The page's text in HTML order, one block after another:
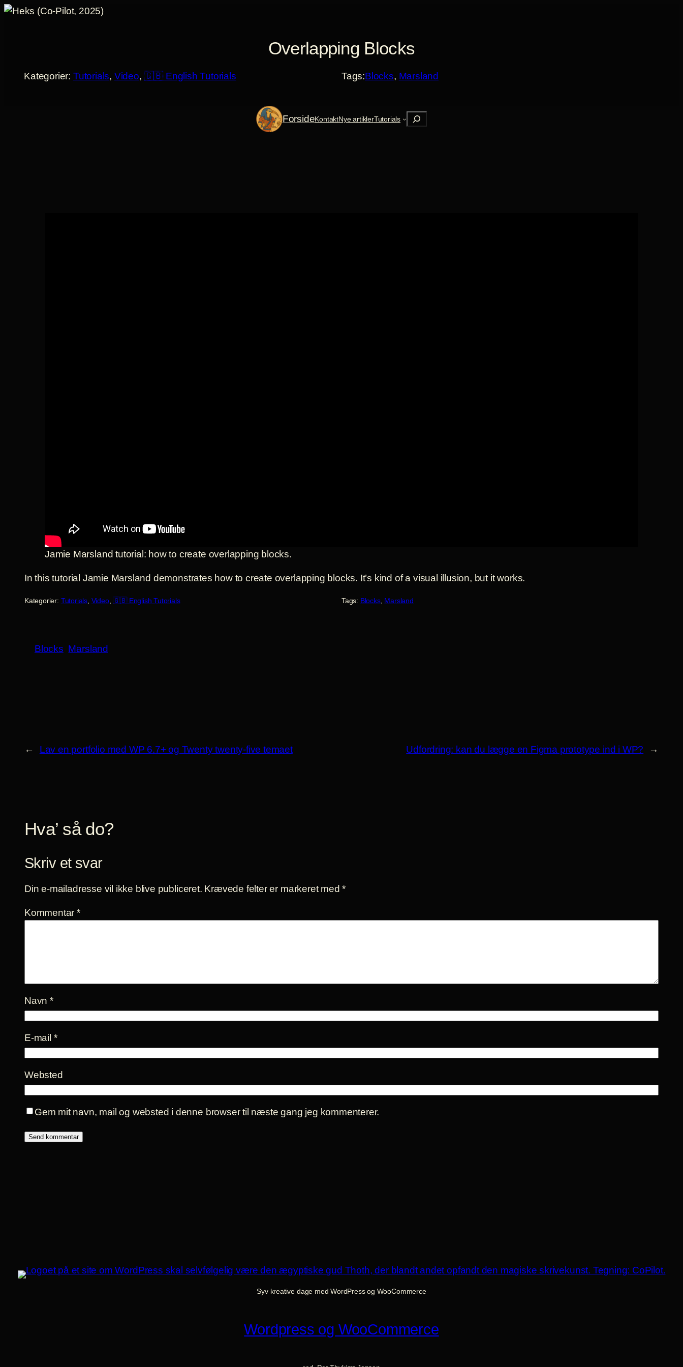
Spring
Overlapping Blocks
Kategorier: Tutorials, Video, 🇬🇧 English Tutorials Tags:Blocks, Marsland
ForsideKontaktNye artiklerTutorials Søg
Jamie Marsland tutorial: how to create overlapping blocks.
In this tutorial Jamie Marsland demonstrates how to create overlapping blocks. It’s kind of a visual illusion, but it works.
Kategorier: Tutorials, Video, 🇬🇧 English Tutorials Tags: Blocks, Marsland
Blocks Marsland
← Lav en portfolio med WP 6.7+ og Twenty twenty-five temaet Udfordring: kan du lægge en Figma prototype ind i WP? →
Hva’ så do?
Skriv et svar
Din e-mailadresse vil ikke blive publiceret. Krævede felter er markeret med*
Kommentar*
Navn*
E-mail *
Websted
Gem mit navn, mail og websted i denne browser til næste gang jeg kommenterer.
Syv kreative dage med WordPress og WooCommerce
Wordpress og WooCommerce